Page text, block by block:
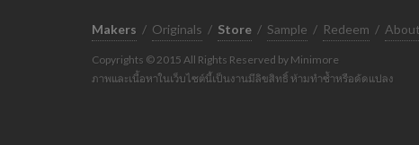
Makers / Originals / Store / Sample / Redeem / About
Copyrights © 2015 All Rights Reserved by Minimore
ภาพและเนื้อหาในเว็บไซต์นี้เป็นงานมีลิขสิทธิ์ ห้ามทำซ้ำหรือดัดแปลง